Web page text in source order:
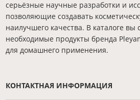
серьёзные научные разработки и
позволяющие создавать
наилучшего качества. В каталоге вы
необходимые продукты бренда
для домашнего применения.
КОНТАКТНАЯ ИНФОРМАЦИЯ